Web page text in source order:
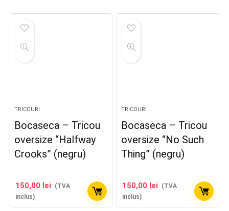
TRICOURI
Bocaseca – Tricou
oversize “Halfway
Crooks” (negru)
150,00 lei
(TVA
inclus)
TRICOURI
Bocaseca – Tricou
oversize “No Such
Thing” (negru)
150,00 lei
(TVA
inclus)